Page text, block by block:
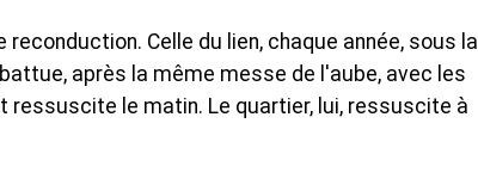
Celle du lien, chaque année, sous la
après la même messe de l'aube, avec les
ressuscite le matin. Le quartier, lui, ressuscite à